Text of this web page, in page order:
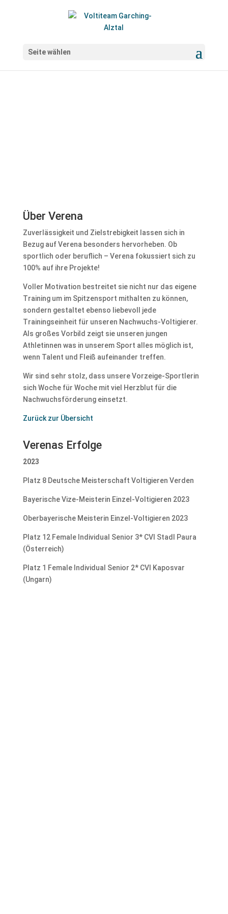
Seite wählen
Über Verena
Zuverlässigkeit und Zielstrebigkeit lassen sich in
Bezug auf Verena besonders hervorheben. Ob
sportlich oder beruflich – Verena fokussiert sich zu
100% auf ihre Projekte!
Voller Motivation bestreitet sie nicht nur das eigene
Training um im Spitzensport mithalten zu können,
sondern gestaltet ebenso liebevoll jede
Trainingseinheit für unseren Nachwuchs-Voltigierer.
Als großes Vorbild zeigt sie unseren jungen
Athletinnen was in unserem Sport alles möglich ist,
wenn Talent und Fleiß aufeinander treffen.
Wir sind sehr stolz, dass unsere Vorzeige-Sportlerin
sich Woche für Woche mit viel Herzblut für die
Nachwuchsförderung einsetzt.
Zurück zur Übersicht
Verenas Erfolge
2023
Platz 8 Deutsche Meisterschaft Voltigieren Verden
Bayerische Vize-Meisterin Einzel-Voltigieren 2023
Oberbayerische Meisterin Einzel-Voltigieren 2023
Platz 12 Female Individual Senior 3* CVI Stadl Paura
(Österreich)
Platz 1 Female Individual Senior 2* CVI Kaposvar
(Ungarn)